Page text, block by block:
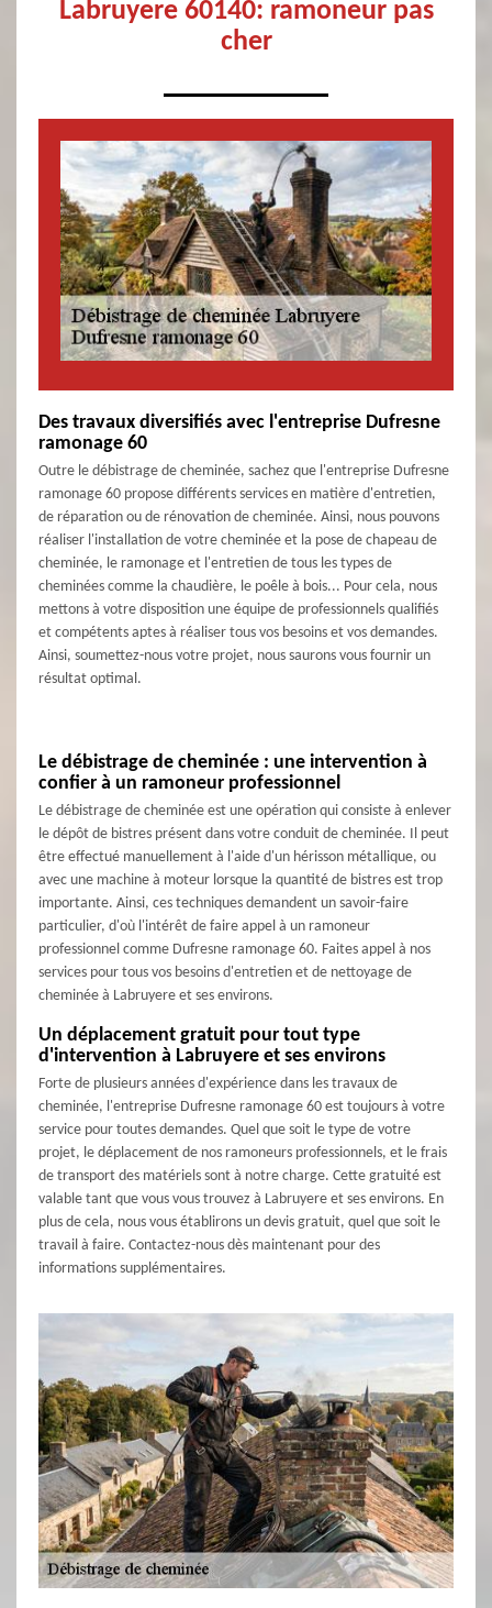
Labruyere 60140: ramoneur pas
cher
Des travaux diversifiés avec l'entreprise Dufresne
ramonage 60
Outre le débistrage de cheminée, sachez que l'entreprise Dufresne
ramonage 60 propose différents services en matière d'entretien,
de réparation ou de rénovation de cheminée. Ainsi, nous pouvons
réaliser l'installation de votre cheminée et la pose de chapeau de
cheminée, le ramonage et l'entretien de tous les types de
cheminées comme la chaudière, le poêle à bois... Pour cela, nous
mettons à votre disposition une équipe de professionnels qualifiés
et compétents aptes à réaliser tous vos besoins et vos demandes.
Ainsi, soumettez-nous votre projet, nous saurons vous fournir un
résultat optimal.
Le débistrage de cheminée : une intervention à
confier à un ramoneur professionnel
Le débistrage de cheminée est une opération qui consiste à enlever
le dépôt de bistres présent dans votre conduit de cheminée. Il peut
être effectué manuellement à l'aide d'un hérisson métallique, ou
avec une machine à moteur lorsque la quantité de bistres est trop
importante. Ainsi, ces techniques demandent un savoir-faire
particulier, d'où l'intérêt de faire appel à un ramoneur
professionnel comme Dufresne ramonage 60. Faites appel à nos
services pour tous vos besoins d'entretien et de nettoyage de
cheminée à Labruyere et ses environs.
Un déplacement gratuit pour tout type
d'intervention à Labruyere et ses environs
Forte de plusieurs années d'expérience dans les travaux de
cheminée, l'entreprise Dufresne ramonage 60 est toujours à votre
service pour toutes demandes. Quel que soit le type de votre
projet, le déplacement de nos ramoneurs professionnels, et le frais
de transport des matériels sont à notre charge. Cette gratuité est
valable tant que vous vous trouvez à Labruyere et ses environs. En
plus de cela, nous vous établirons un devis gratuit, quel que soit le
travail à faire. Contactez-nous dès maintenant pour des
informations supplémentaires.